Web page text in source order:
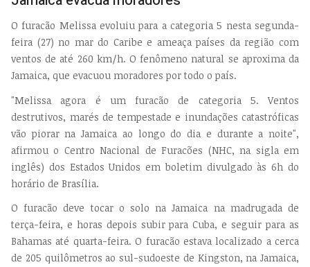
O furacão Melissa evoluiu para a categoria 5 nesta segunda-
feira (27) no mar do Caribe e ameaça países da região com
ventos de até 260 km/h. O fenômeno natural se aproxima da
Jamaica, que evacuou moradores por todo o país.
"Melissa agora é um furacão de categoria 5. Ventos
destrutivos, marés de tempestade e inundações catastróficas
vão piorar na Jamaica ao longo do dia e durante a noite",
afirmou o Centro Nacional de Furacões (NHC, na sigla em
inglês) dos Estados Unidos em boletim divulgado às 6h do
horário de Brasília.
O furacão deve tocar o solo na Jamaica na madrugada de
terça-feira, e horas depois subir para Cuba, e seguir para as
Bahamas até quarta-feira. O furacão estava localizado a cerca
de 205 quilômetros ao sul-sudoeste de Kingston, na Jamaica,